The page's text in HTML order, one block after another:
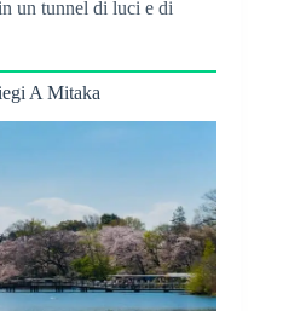
un tunnel di luci e di
A Mitaka